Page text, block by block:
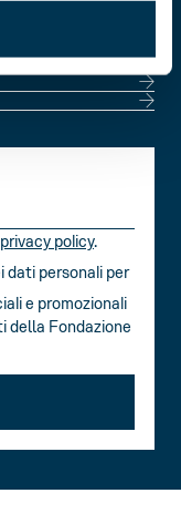
privacy policy.
personali per
e promozionali
della Fondazione